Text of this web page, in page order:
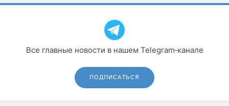
Все главные новости в нашем Telegram‑канале
ПОДПИСАТЬСЯ